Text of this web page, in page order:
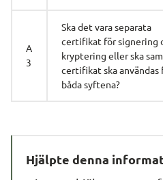
A
3
Ska det vara separata
certifikat för signering
kryptering eller ska
certifikat ska användas
båda syftena?
Hjälpte denna